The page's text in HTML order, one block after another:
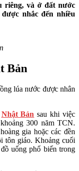
riêng, và ở đất nước
nhắc đến nhiều
Bản
lúa nước được nhân
Nhật Bản sau khi việc
300 năm TCN.
gia hoặc các đền
tôn giáo. Khoảng cuối
uống phổ biến trong